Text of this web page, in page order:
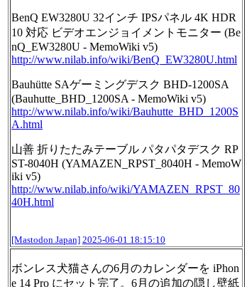
BenQ EW3280U 32インチ IPSパネル 4K HDR
10 対応 ビデオエンジョイメントモニター (Be
nQ_EW3280U - MemoWiki v5)
http://www.nilab.info/wiki/BenQ_EW3280U.html
Bauhütte SAゲーミングデスク BHD-1200SA
(Bauhutte_BHD_1200SA - MemoWiki v5)
http://www.nilab.info/wiki/Bauhutte_BHD_1200S
A.html
山善 折りたたみテーブル パタパタデスク RP
ST-8040H (YAMAZEN_RPST_8040H - MemoW
iki v5)
http://www.nilab.info/wiki/YAMAZEN_RPST_80
40H.html
[Mastodon Japan] 2025-06-01 18:15:10
ボンレス犬猫さんの6月のカレンダーを iPhon
e 14 Pro にセット完了。6月の追加の隠し壁紙